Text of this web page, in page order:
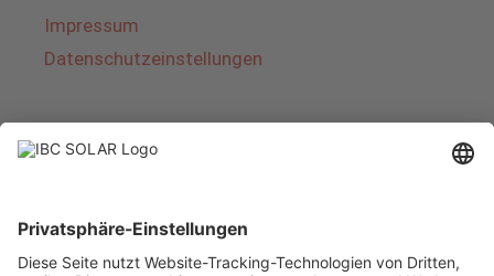
Impressum
Datenschutzeinstellungen
Über IBC SOLAR
von Energielösungen und Dienstleistungen im
Bereich Photovoltaik und Speicher. Das